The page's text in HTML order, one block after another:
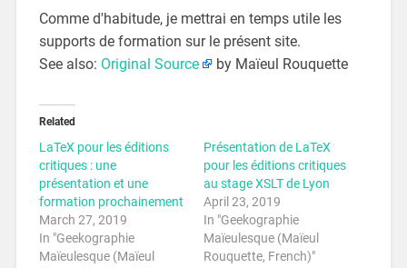
Comme d'habitude, je mettrai en temps utile les
supports de formation sur le présent site.
See also: Original Source by Maïeul Rouquette
Related
LaTeX pour les éditions
critiques : une
présentation et une
formation prochainement
March 27, 2019
In "Geekographie
Maïeulesque (Maïeul
Présentation de LaTeX
pour les éditions critiques
au stage XSLT de Lyon
April 23, 2019
In "Geekographie
Maïeulesque (Maïeul
Rouquette, French)"